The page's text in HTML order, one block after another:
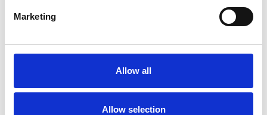
Marketing
Allow all
Allow selection
ASC tour roulante
universelle 75 x 305
€1.149,00 €1.422,70 HT
Échafaudage roulant
75x305 hauteur travail 4,2
m
€1.249,00 €1.439,00 HT